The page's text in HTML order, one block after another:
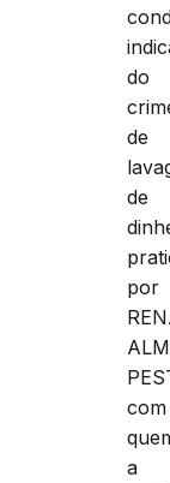
do
de
de
por
com
a